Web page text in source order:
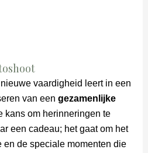
vaardigheid leert in een
van een gezamenlijke
kans om herinneringen te
een cadeau; het gaat om het
en de speciale momenten die